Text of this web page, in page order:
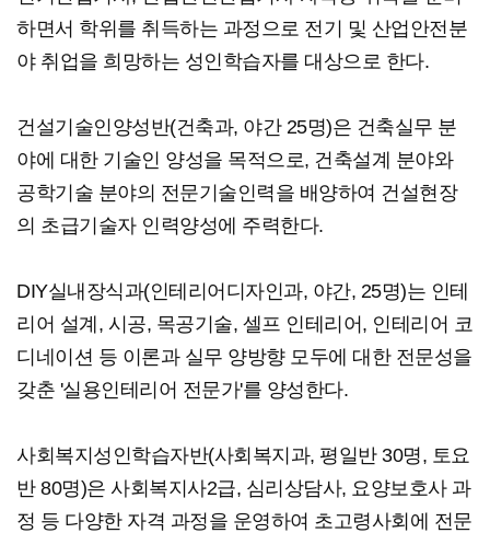
하면서 학위를 취득하는 과정으로 전기 및 산업안전분
야 취업을 희망하는 성인학습자를 대상으로 한다.
건설기술인양성반(건축과, 야간 25명)은 건축실무 분
야에 대한 기술인 양성을 목적으로, 건축설계 분야와
공학기술 분야의 전문기술인력을 배양하여 건설현장
의 초급기술자 인력양성에 주력한다.
DIY실내장식과(인테리어디자인과, 야간, 25명)는 인테
리어 설계, 시공, 목공기술, 셀프 인테리어, 인테리어 코
디네이션 등 이론과 실무 양방향 모두에 대한 전문성을
갖춘 '실용인테리어 전문가'를 양성한다.
사회복지성인학습자반(사회복지과, 평일반 30명, 토요
반 80명)은 사회복지사2급, 심리상담사, 요양보호사 과
정 등 다양한 자격 과정을 운영하여 초고령사회에 전문